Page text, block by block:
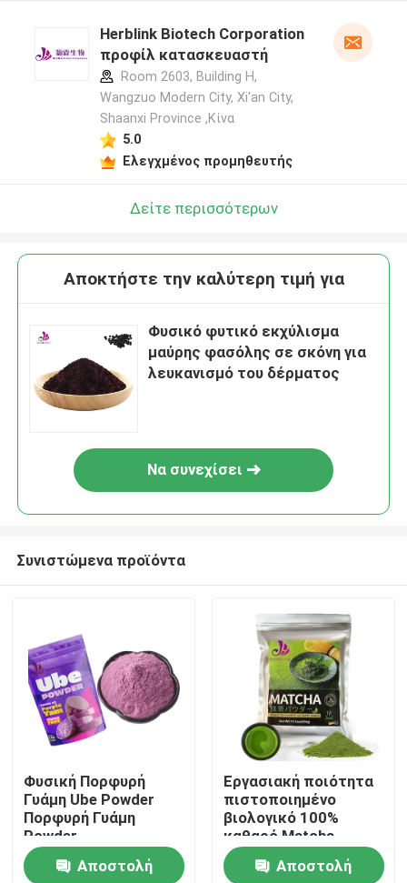
Herblink Biotech Corporation
προφίλ κατασκευαστή
Room 2603, Building H,
Wangzuo Modern City, Xi'an City,
Shaanxi Province ,Κίνα
5.0
Ελεγχμένος προμηθευτής
Δείτε περισσότερων
Αποκτήστε την καλύτερη τιμή για
Φυσικό φυτικό εκχύλισμα
μαύρης φασόλης σε σκόνη για
λευκανισμό του δέρματος
Να συνεχίσει
Συνιστώμενα προϊόντα
Φυσική Πορφυρή
Γυάμη Ube Powder
Πορφυρή Γυάμη
Powder
Αποστολή
Εργασιακή ποιότητα
πιστοποιημένο
βιολογικό 100%
καθαρό Matcha
πράσινη τσάι σε
σκόνη Αποστολή